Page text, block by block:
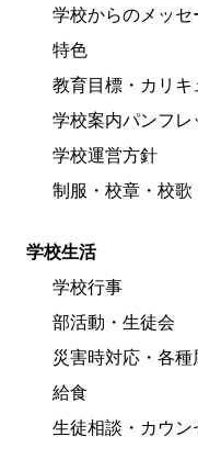
学校からのメッセ
特色
教育目標・カリキ
学校案内パンフレ
学校運営方針
制服・校章・校歌
学校生活
学校行事
部活動・生徒会
災害時対応・各種
給食
生徒相談・カウン